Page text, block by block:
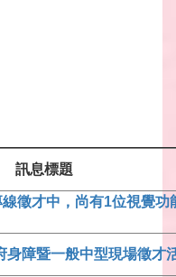
訊息標題
線徵才中，尚有1位視覺功
身障暨一般中型現場徵才